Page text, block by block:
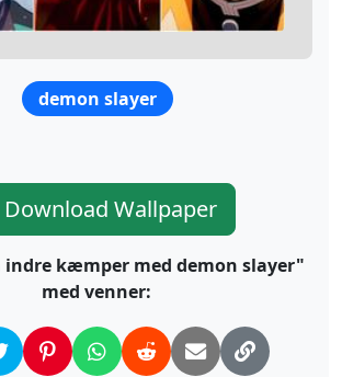
demon slayer
Wallpaper
kæmper med demon slayer"
med venner: